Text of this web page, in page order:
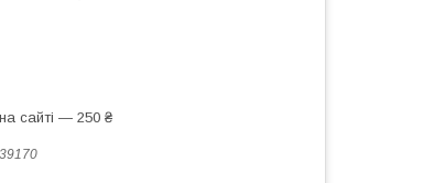
сайті — 250 ₴